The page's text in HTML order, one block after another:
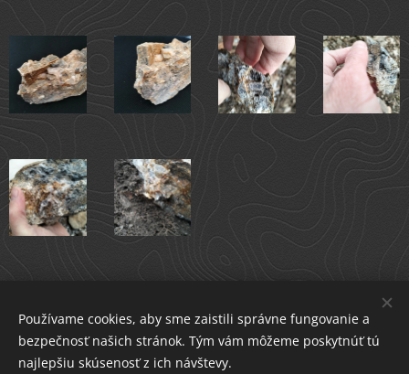
Používame cookies, aby sme zaistili správne fungovanie a
bezpečnosť našich stránok. Tým vám môžeme poskytnúť tú
najlepšiu skúsenosť z ich návštevy.